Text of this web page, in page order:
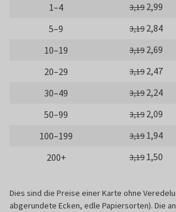
1–4
3,19 2,99
5–9
3,19 2,84
10–19
3,19 2,69
20–29
3,19 2,47
30–49
3,19 2,24
50–99
3,19 2,09
100–199
3,19 1,94
200+
3,19 1,50
Dies sind die Preise einer Karte ohne
abgerundete Ecken, edle Papiersorten). Die